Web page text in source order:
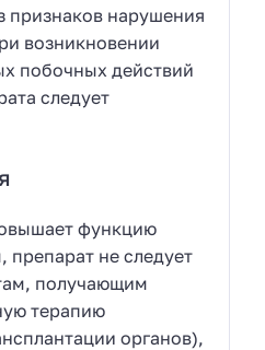
нарушения
возникновении
побочных действий
следует
функцию
не следует
получающим
терапию
органов),